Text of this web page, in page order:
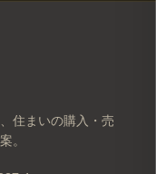
住まいの購入・売
。